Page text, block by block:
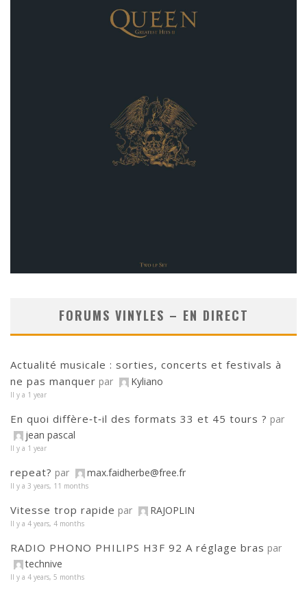
FORUMS VINYLES – EN DIRECT
Actualité musicale : sorties, concerts et festivals à
ne pas manquer par Kyliano
Il y a 1 year
En quoi diffère‑t‑il des formats 33 et 45 tours ? par
jean pascal
Il y a 1 year
repeat? par max.faidherbe@free.fr
Il y a 3 years, 11 months
Vitesse trop rapide par RAJOPLIN
Il y a 4 years, 4 months
RADIO PHONO PHILIPS H3F 92 A réglage bras par
technive
Il y a 4 years, 5 months